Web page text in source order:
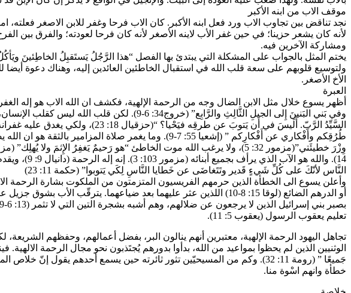
موقف الاب من ابنه الأكبر
نجد تناقض بين تجاوب الاب ورد فعل ابنه الأكبر. كان الاب فرحا وغفر للابن الاصغر
لأنه كان يشعر حزينا؛ في حين غفر الأب لاينه الأصغر لأنه كان فرحا لعودته؛ والفرق بين
ومشاركة الآخرين فيه.
ولتوسيع قلوبهم على سعة قلب الله في استقبال الخاطئين العائدين إليه، وهناك دعوة أيضا
الأخ الأصغر.
العبرة
أظهر يسوع خلال مثل الابن الضال وجه من الرحمة الإلهية، فكشف ان الله الاب هو إله
السَّيِّدُ الرَّبّ. أَلَيسَ في أَن يَتوبَ عن
طُرُقِكم وأَفْكاري عن أَفْكارِكم ” (إشعيا 55: 7-9). وما
النَّاس لأنّكَ على كُلِّ شَيءٍ قَدير وتَتَغاضَى عن خَطايا النَّاسِ لِكَي يَتوبوا” (حكمة 11: 23)
تعليم يعقوب الرسول (يعقوب 5: 11).
تجاهل اليهود الرحمة الإلهية، معتبرين أنهم ينالون البر، بفضل أعمالهم، وحفظهم
الوثنيين الذين لم يحظوا بمواعيد من الله، بدأوا بدورهم يُجتَذبون نحو مجال الرحمة
جَميعًا ” (رومة 11: 32). وكم من المسيحيّين تثور ثائرته حين يسمع أحدهم
خطأة وانهم اسْوة منا.